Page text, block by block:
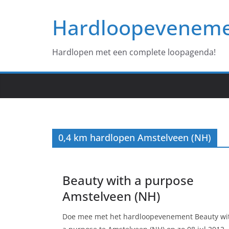
Hardlopen met een complete loopagenda!
0,4 km hardlopen Amstelveen (NH)
Beauty with a purpose
Amstelveen (NH)
Doe mee met het hardloopevenement Beauty